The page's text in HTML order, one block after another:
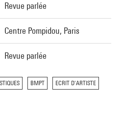
Revue parlée
Centre Pompidou, Paris
Revue parlée
BMPT ECRIT D'ARTISTE